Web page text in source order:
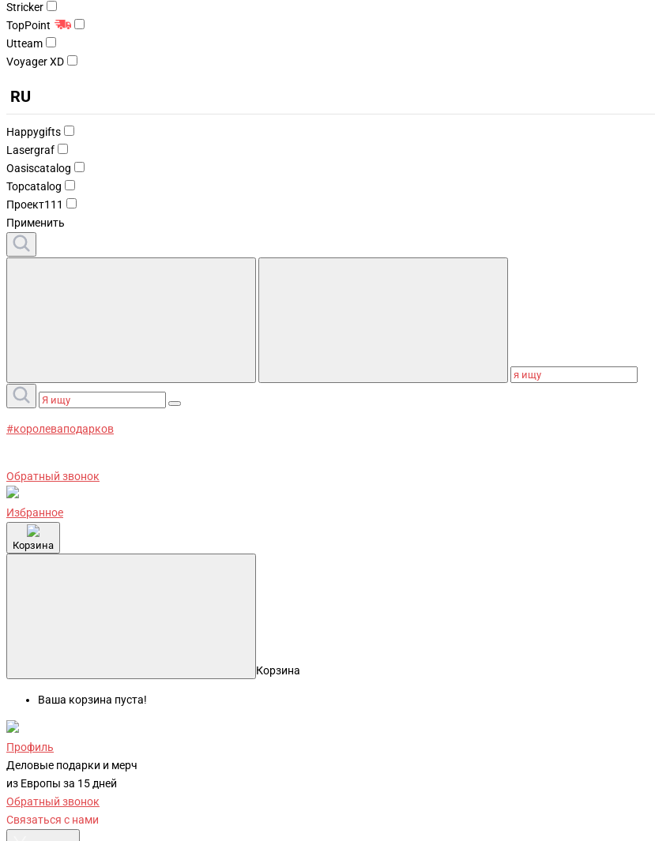
Stricker
TopPoint
Utteam
Voyager XD
RU
Happygifts
Lasergraf
Oasiscatalog
Topcatalog
Проект111
Применить
#королеваподарков
Обратный звонок
Избранное
Корзина
Корзина
Ваша корзина пуста!
Профиль
Деловые подарки и мерч
из Европы за 15 дней
Обратный звонок
Связаться с нами